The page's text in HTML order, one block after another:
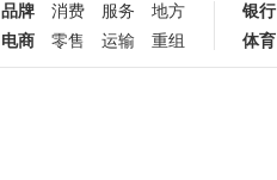
品牌 消费 服务
地方
电商
零售 运输 重组
银行
体育